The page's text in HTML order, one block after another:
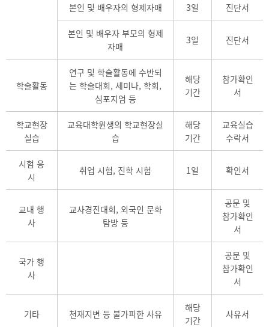
본인 및 배우자의 형제자매 3일 진단서
본인 및 배우자 부모의 형제
자매
3일 진단서
학술활동
연구 및 학술활동에 수반되
는 학술대회, 세미나, 학회,
심포지엄 등
해당
기간
참가확인
서
학교현장
실습
교육대학원생의 학교현장실
습
해당
기간
교육실습
수락서
시험 응
시
취업 시험, 진학 시험 1일 확인서
교내 행
사
교사경진대회, 외국인 문화
탐방 등
공문 및
참가확인
서
국가 행
사
공문 및
참가확인
서
기타 천재지변 등 불가피한 사유
해당
기간
사유서